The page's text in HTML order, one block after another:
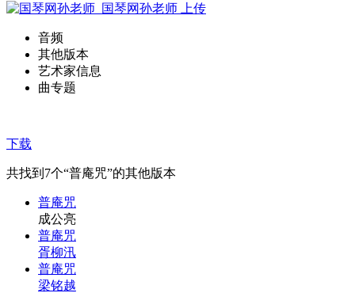
国琴网孙老师
上传
音频
其他版本
艺术家信息
曲专题
下载
共找到 7个“普庵咒”的其他版本
普庵咒
成公亮
普庵咒
胥柳汛
普庵咒
梁铭越